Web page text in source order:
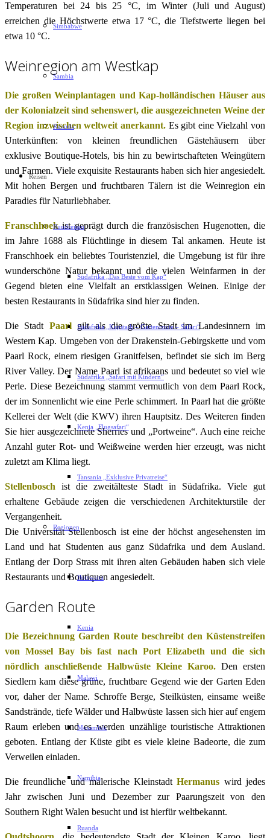
Simbabwe
Sambia
Ruanda
Reisen
Rundreisen
Südafrika „Das Beste vom Kap“
Südafrika „Kapstadt – Gartenroute – Safari“
Südafrika „Safari mit Kindern“
Kenia „Flugsafari“
Tansania „Exklusive Privatreise“
Regionen
Botswana
Kenia
Malawi
Mosambik
Namibia
Ruanda
Temperaturen bei 24 bis 25 °C, im Winter (Juli und August)
erreichen die Höchstwerte etwa 17 °C, die Tiefstwerte liegen bei
etwa 10 °C.
Weinregion am Westkap
Die großen Weinplantagen und Kap-holländischen Häuser aus
der Kolonialzeit sind sehenswert, die ausgezeichneten Weine der
Region inzwischen weltweit anerkannt.Es gibt eine Vielzahl von
Unterkünften: von kleinen freundlichen Gästehäusern über
exklusive Boutique-Hotels, bis hin zu bewirtschafteten Weingütern
und Farmen. Viele exquisite Restaurants haben sich hier angesiedelt.
Mit hohen Bergen und fruchtbaren Tälern ist die Weinregion ein
Paradies für Naturliebhaber.
Franschhoekist geprägt durch die französischen Hugenotten, die
im Jahre 1688 als Flüchtlinge in diesem Tal ankamen. Heute ist
Franschhoek ein beliebtes Touristenziel, die Umgebung ist für ihre
wunderschöne Natur bekannt und die vielen Weinfarmen in der
Gegend bieten eine Vielfalt an erstklassigen Weinen. Einige der
besten Restaurants in Südafrika sind hier zu finden.
Die Stadt Paarlgilt als die größte Stadt im Landesinnern im
Western Kap. Umgeben von der Drakenstein-Gebirgskette und vom
Paarl Rock, einem riesigen Granitfelsen, befindet sie sich im Berg
River Valley. Der Name Paarl ist afrikaans und bedeutet so viel wie
Perle. Diese Bezeichnung stammt vermutlich von dem Paarl Rock,
der im Sonnenlicht wie eine Perle schimmert. In Paarl hat die größte
Kellerei der Welt (die KWV) ihren Hauptsitz. Des Weiteren finden
Sie hier ausgezeichnete Sherries und „Portweine“. Auch eine reiche
Anzahl guter Rot- und Weißweine werden hier erzeugt, was nicht
zuletzt am Klima liegt.
Stellenbosch ist die zweitälteste Stadt in Südafrika. Viele gut
erhaltene Gebäude zeigen die verschiedenen Architekturstile der
Vergangenheit.
Die Universität Stellenbosch ist eine der höchst angesehensten im
Land und hat Studenten aus ganz Südafrika und dem Ausland.
Entlang der Dorp Strass mit ihren alten Gebäuden haben sich viele
Restaurants und Boutiquen angesiedelt.
Garden Route
Die Bezeichnung Garden Route beschreibt den Küstenstreifen
von Mossel Bay bis fast nach Port Elizabeth und die sich
nördlich anschließende Halbwüste Kleine Karoo. Den ersten
Siedlern kam diese grüne, fruchtbare Gegend wie der Garten Eden
vor, daher der Name. Schroffe Berge, Steilküsten, einsame weiße
Sandstrände, tiefe Wälder und Halbwüste lassen sich hier auf engem
Raum erleben und es werden unzählige touristische Attraktionen
geboten. Entlang der Küste gibt es viele kleine Badeorte, die zum
Verweilen einladen.
Die freundliche und malerische Kleinstadt Hermanus wird jedes
Jahr zwischen Juni und Dezember zur Paarungszeit von den
Southern Right Walen besucht und ist hierfür weltbekannt.